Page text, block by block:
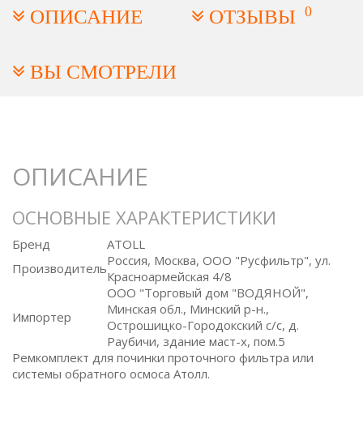
ОПИСАНИЕ ОТЗЫВЫ 0
ВЫ СМОТРЕЛИ
ОПИСАНИЕ
ОСНОВНЫЕ ХАРАКТЕРИСТИКИ
Бренд
ATOLL
ПроизводительРоссия, Москва, ООО "Русфильтр", ул.
Красноармейская 4/8
Импортер
ООО "Торговый дом "ВОДЯНОЙ",
Минская обл., Минский р-н.,
Острошицко-Городокский с/с, д.
Раубичи, здание маст-х, пом.5
Ремкомплект для починки проточного фильтра или
системы обратного осмоса Атолл.